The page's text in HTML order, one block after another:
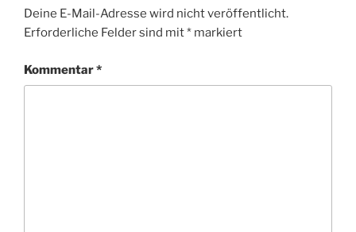
Deine E-Mail-Adresse wird nicht veröffentlicht.
Erforderliche Felder sind mit* markiert
Kommentar*